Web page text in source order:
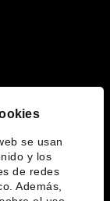
se usan
y los
de redes
Además,